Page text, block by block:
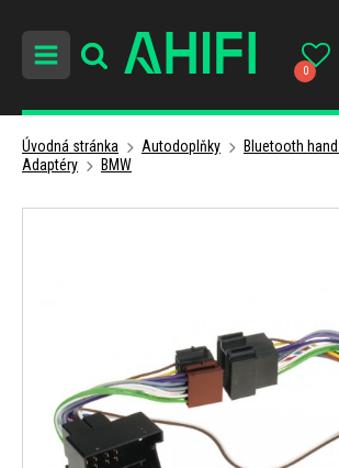
0
Úvodná stránka Autodoplňky
Bluetooth
Adaptéry
BMW